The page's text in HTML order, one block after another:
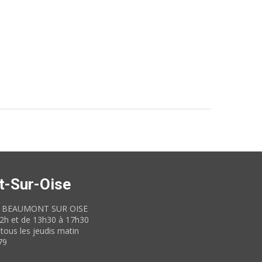
Sur-Oise
SUR OISE
et de 13h30 à 17h30
les jeudis matin